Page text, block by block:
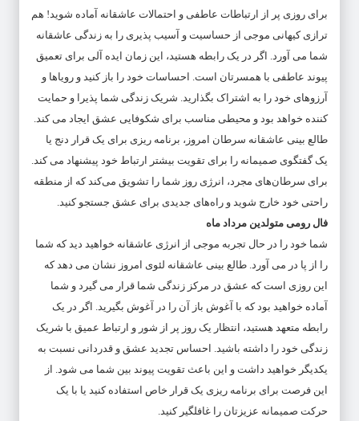
برای روزی پر از ارتباطات عاطفی و احتمالات عاشقانه آماده شوید! هم
ترازی کیهانی موجی از حساسیت و آسیب پذیری را به زندگی عاشقانه
شما می آورد. اگر در یک رابطه هستید، این زمان ایده آلی برای تعمیق
پیوند عاطفی با همسرتان است. احساسات خود را باز کنید و رویاها و
آرزوهای خود را به اشتراک بگذارید. شریک زندگی شما پذیرا و حمایت
کننده خواهد بود و محیطی مناسب برای شکوفایی عشق ایجاد می کند.
طالع بینی عاشقانه سرطان امروز، برنامه ریزی برای یک قرار دنج یا
یک گفتگوی صمیمانه را برای تقویت بیشتر ارتباط خود پیشنهاد می کند.
برای سرطان‌های مجرد، انرژی روز شما را تشویق می‌کند که از منطقه
راحتی خود خارج شوید و راه‌های جدیدی برای عشق جستجو کنید.
فال رومی متولدین مرداد ماه
شما خود را در حال تجربه موجی از انرژی عاشقانه خواهید دید که شما
را از پا در می آورد. طالع بینی عاشقانه لئوی امروز نشان می دهد که
این روزی است که عشق در مرکز زندگی شما قرار می گیرد و شما
آماده خواهید بود که با آغوش باز آن را در آغوش بگیرید. اگر در یک
رابطه متعهد هستید، انتظار یک روز پر از شور و ارتباط عمیق با شریک
زندگی خود را داشته باشید. احساس تجدید عشق و قدردانی نسبت به
یکدیگر خواهید داشت و این باعث تقویت پیوند بین شما می شود. از
این فرصت برای برنامه ریزی یک قرار خاص استفاده کنید یا با یک
حرکت صمیمانه عزیزتان را غافلگیر کنید.